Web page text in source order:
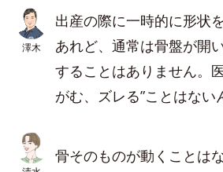
澤木
出産の際に一時的に形状
あれど、通常は骨盤が開
することはありません。
がむ、ズレる”ことはない
骨そのものが動くことはな